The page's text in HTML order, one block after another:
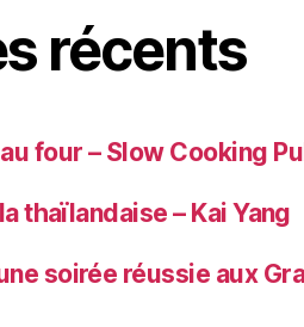
récents
four – Slow Cooking
thaïlandaise – Kai Yang
soirée réussie aux